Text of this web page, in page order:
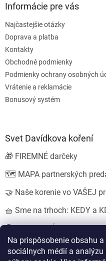
Na prispôsobenie obsahu
sociálnych médií a
Informácie pre vás
Najčastejšie otázky
Doprava a platba
Kontakty
Obchodné podmienky
Podmienky ochrany osobných
Vrátenie a reklamácie
Bonusový systém
Svet Davídkova koření
🎁 FIREMNÉ darčeky
🗺️ MAPA partnerských
🤝 Naše korenie vo VAŠEJ
🧺 Sme na trhoch: KEDY a
💍 SVADOBNÉ darčeky